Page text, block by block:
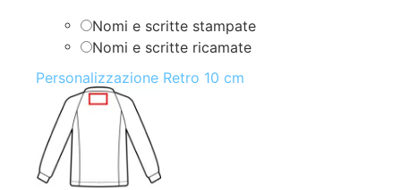
Nomi e scritte stampate
Nomi e scritte ricamate
Personalizzazione Retro 10 cm